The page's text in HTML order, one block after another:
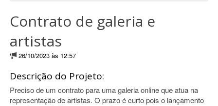
Contrato de galeria e
artistas
26/10/2023 às 12:57
Descrição do Projeto:
Preciso de um contrato para uma galeria online que atua na
representação de artistas. O prazo é curto pois o lançamento